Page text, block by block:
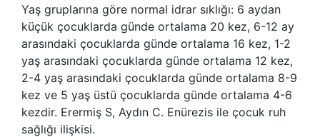
Yaş gruplarına göre normal idrar sıklığı: 6 aydan
küçük çocuklarda günde ortalama 20 kez, 6-12 ay
arasındaki çocuklarda günde ortalama 16 kez, 1-2
yaş arasındaki çocuklarda günde ortalama 12 kez,
2-4 yaş arasındaki çocuklarda günde ortalama 8-9
kez ve 5 yaş üstü çocuklarda günde ortalama 4-6
kezdir. Erermiş S, Aydın C. Enürezis ile çocuk ruh
sağlığı ilişkisi.